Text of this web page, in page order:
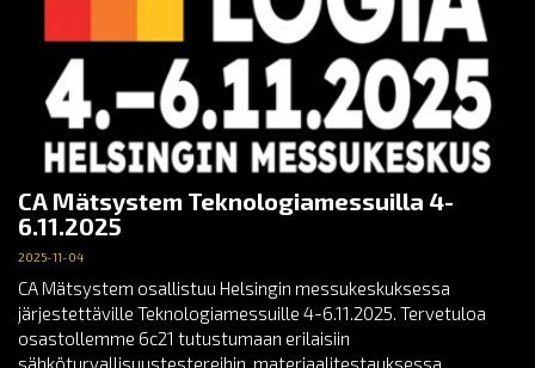
CA Mätsystem Teknologiamessuilla 4-
6.11.2025
2025-11-04
CA Mätsystem osallistuu Helsingin messukeskuksessa
järjestettäville Teknologiamessuille 4-6.11.2025. Tervetuloa
osastollemme 6c21 tutustumaan erilaisiin
sähköturvallisuustestereihin, materiaalitestauksessa